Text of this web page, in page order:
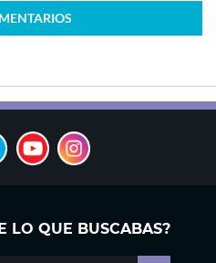
LO QUE BUSCABAS?